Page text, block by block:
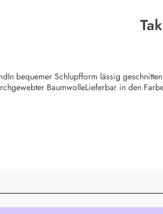
bequemer Schlupfform lässig
BaumwolleLieferbar in den